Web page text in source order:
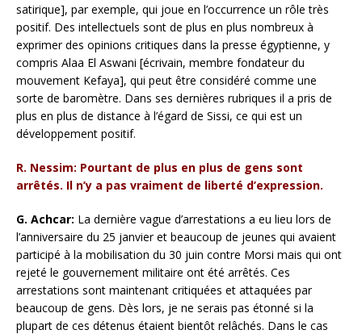
satirique], par exemple, qui joue en l’occurrence un rôle très
positif. Des intellectuels sont de plus en plus nombreux à
exprimer des opinions critiques dans la presse égyptienne, y
compris Alaa El Aswani [écrivain, membre fondateur du
mouvement Kefaya], qui peut être considéré comme une
sorte de baromètre. Dans ses dernières rubriques il a pris de
plus en plus de distance à l’égard de Sissi, ce qui est un
développement positif.
R. Nessim: Pourtant de plus en plus de gens sont
arrêtés. Il n’y a pas vraiment de liberté d’expression.
G. Achcar: La dernière vague d’arrestations a eu lieu lors de
l’anniversaire du 25 janvier et beaucoup de jeunes qui avaient
participé à la mobilisation du 30 juin contre Morsi mais qui ont
rejeté le gouvernement militaire ont été arrêtés. Ces
arrestations sont maintenant critiquées et attaquées par
beaucoup de gens. Dès lors, je ne serais pas étonné si la
plupart de ces détenus étaient bientôt relâchés. Dans le cas